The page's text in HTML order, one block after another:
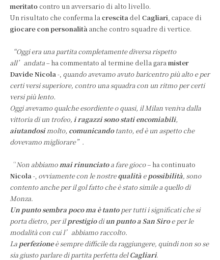
meritato contro un avversario di alto livello.
Un risultato che conferma la crescita del Cagliari , capace di
giocare con personalità anche contro squadre di vertice.
“Oggi era una partita completamente diversa rispetto
all’andata– ha commentato al termine della gara mister
Davide Nicola -, quando avevamo avuto baricentro più alto e per
certi versi superiore, contro una squadra con un ritmo per certi
versi più lento.
Oggi avevamo qualche esordiente o quasi, il Milan veniva dalla
vittoria di un trofeo, i ragazzi sono stati encomiabili,
aiutandosi molto, comunicandotanto, ed è un aspetto che
dovevamo migliorare”.
“Non abbiamo mai rinunciatoa fare gioco– ha continuato
Nicola -, ovviamente con le nostrequalità epossibilità, sono
contento anche per il gol fatto che è stato simile a quello di
Monza.
Un punto sembra poco ma è tantoper tutti i significati che si
porta dietro, per ilprestigiodiun punto a San Siroe per le
modalità con cui l’abbiamo raccolto.
La perfezioneè sempre difficile da raggiungere, quindi non so se
sia giusto parlare di partita perfetta delCagliari.